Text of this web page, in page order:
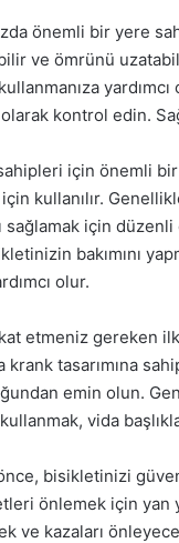
önemli bir yere
ve ömrünü
olarak kontrol edin.
için önemli
kullanılır.
için
bakımını
olur.
etmeniz gereken
tasarımına
emin olun.
vida
bisikletinizi
önlemek için
ve kazaları